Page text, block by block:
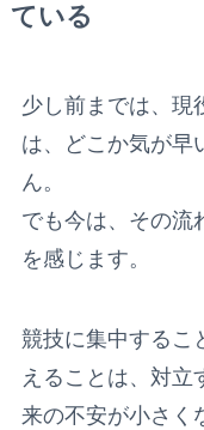
ている
少し前までは、現
は、どこか気が早
ん。
でも今は、その流
を感じます。
競技に集中するこ
えることは、対立
来の不安が小さく